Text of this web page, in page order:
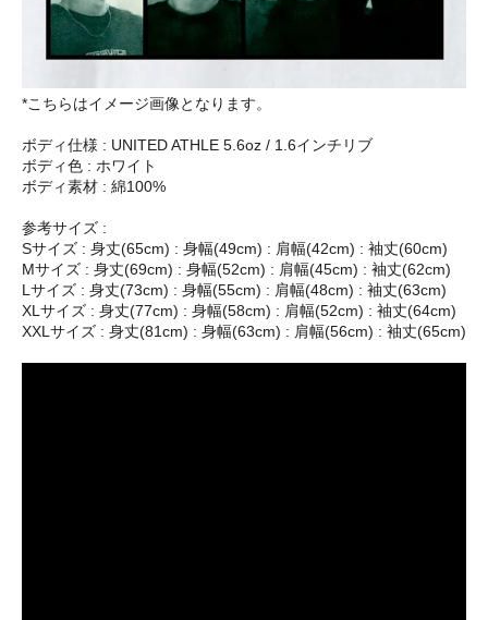
*こちらはイメージ画像となります。
ボディ仕様 : UNITED ATHLE 5.6oz / 1.6インチリブ
ボディ色 : ホワイト
ボディ素材 : 綿100%
参考サイズ :
Sサイズ : 身丈(65cm) : 身幅(49cm) : 肩幅(42cm) : 袖丈(60cm)
Mサイズ : 身丈(69cm) : 身幅(52cm) : 肩幅(45cm) : 袖丈(62cm)
Lサイズ : 身丈(73cm) : 身幅(55cm) : 肩幅(48cm) : 袖丈(63cm)
XLサイズ : 身丈(77cm) : 身幅(58cm) : 肩幅(52cm) : 袖丈(64cm)
XXLサイズ : 身丈(81cm) : 身幅(63cm) : 肩幅(56cm) : 袖丈(65cm)